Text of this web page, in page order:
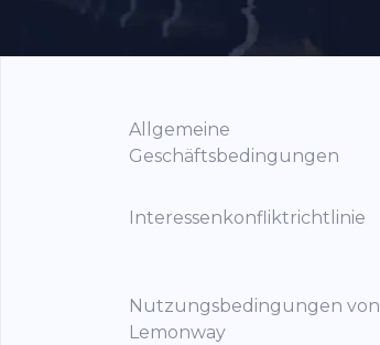
Allgemeine
Geschäftsbedingungen
Interessenkonfliktrichtlinie
Nutzungsbedingungen von
Lemonway